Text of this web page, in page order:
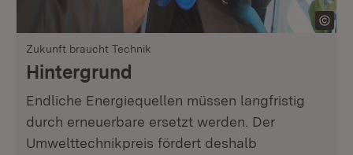
Zukunft braucht Technik
Hintergrund
Endliche Energiequellen müssen langfristig
durch erneuerbare ersetzt werden. Der
Umwelttechnikpreis fördert deshalb